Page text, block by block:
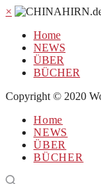
×
Home
NEWS
ÜBER
BÜCHER
Copyright © 2020
Home
NEWS
ÜBER
BÜCHER